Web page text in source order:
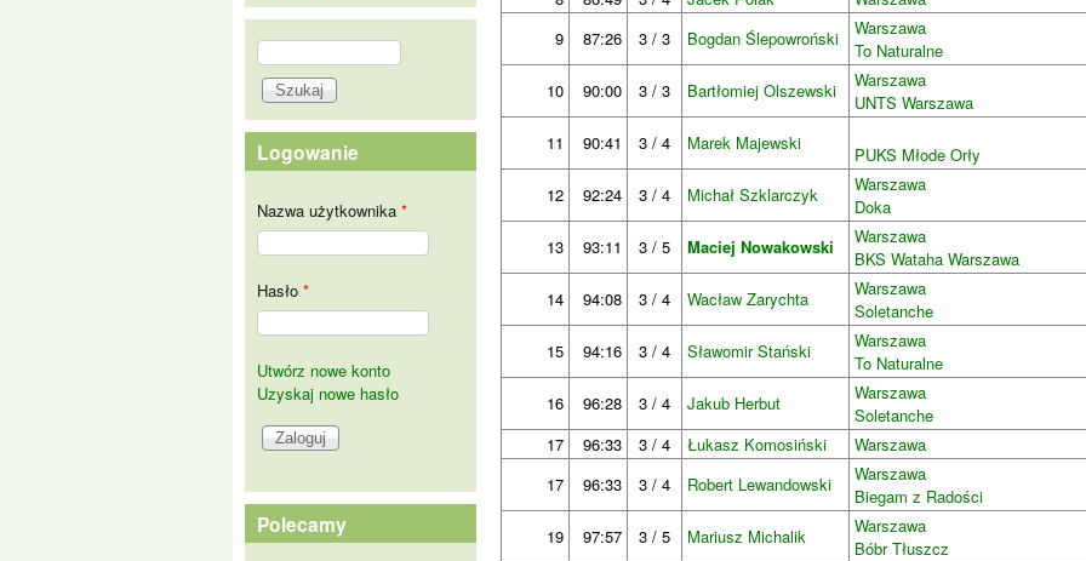
9
87:26 3 / 3 Bogdan Ślepowroński
Warszawa
To Naturalne
10
90:00 3 / 3 Bartłomiej Olszewski
Warszawa
UNTS Warszawa
11
90:41 3 / 4 Marek Majewski
PUKS Młode Orły
12
92:24 3 / 4 Michał Szklarczyk
Warszawa
Doka
13
93:11 3 / 5 Maciej Nowakowski
Warszawa
BKS Wataha Warszawa
14
94:08 3 / 4 Wacław Zarychta
Warszawa
Soletanche
15
94:16 3 / 4 Sławomir Stański
Warszawa
To Naturalne
16
96:28 3 / 4 Jakub Herbut
Warszawa
Soletanche
17
96:33 3 / 4 Łukasz Komosiński
Warszawa
17
96:33 3 / 4 Robert Lewandowski
Warszawa
Biegam z Radości
19
97:57 3 / 5 Mariusz Michalik
Warszawa
Bóbr Tłuszcz
Formularz wyszukiwania
Szukaj
Logowanie
Nazwa użytkownika *
Hasło *
Utwórz nowe konto
Uzyskaj nowe hasło
Polecamy